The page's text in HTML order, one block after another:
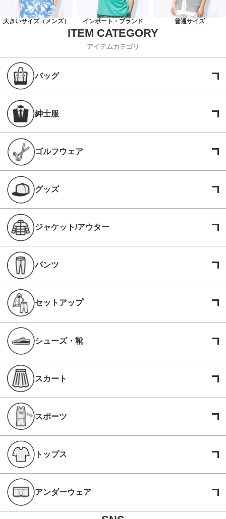
大きいサイズ（メンズ） インポート・ブランド 普通サイズ
アイテムカテゴリ
バッグ
紳士服
ゴルフウェア
グッズ
ジャケット/アウター
パンツ
セットアップ
シューズ・靴
スカート
スポーツ
トップス
アンダーウェア